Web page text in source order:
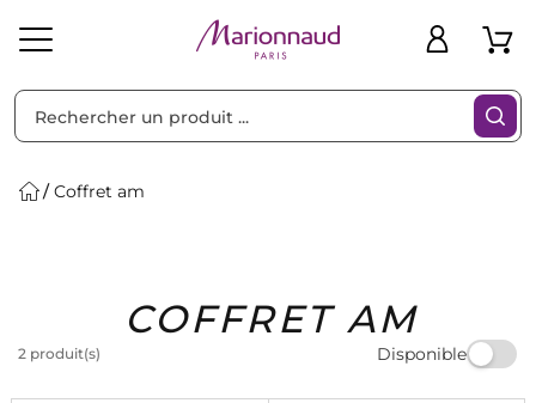
Homme Marques Idées
Cadeaux
Bons
Plans
Coffret am
COFFRET AM
2 produit(s) Disponible
Filtres